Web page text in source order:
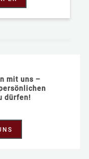
mit uns –
dürfen!